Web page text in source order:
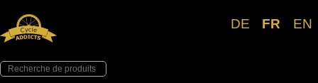
DE FR EN